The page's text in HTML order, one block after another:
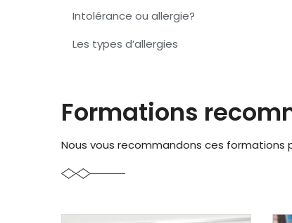
Intolérance ou allergie?
Les types d’allergies
Formations
Nous vous recommandons ces